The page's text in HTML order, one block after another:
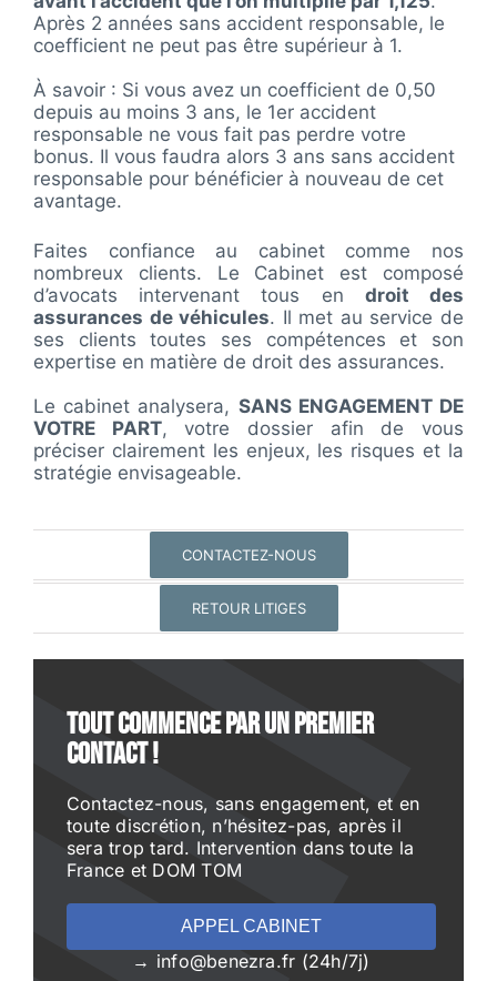
Après 2 années sans accident responsable, le
coefficient ne peut pas être supérieur à 1.
À savoir : Si vous avez un coefficient de 0,50
depuis au moins 3 ans, le 1er accident
responsable ne vous fait pas perdre votre
bonus. Il vous faudra alors 3 ans sans accident
responsable pour bénéficier à nouveau de cet
avantage.
Faites confiance au cabinet comme nos
nombreux clients. Le Cabinet est composé
d’avocats intervenant tous en droit des
assurances de véhicules. Il met au service de
ses clients toutes ses compétences et son
expertise en matière de droit des assurances.
Le cabinet analysera, SANS ENGAGEMENT DE
VOTRE PART, votre dossier afin de vous
préciser clairement les enjeux, les risques et la
stratégie envisageable.
CONTACTEZ-NOUS
RETOUR LITIGES
Tout commence par un premier
contact !
Contactez-nous, sans engagement, et en
toute discrétion, n’hésitez-pas, après il
sera trop tard. Intervention dans toute la
France et DOM TOM
APPEL CABINET
→ info@benezra.fr (24h/7j)